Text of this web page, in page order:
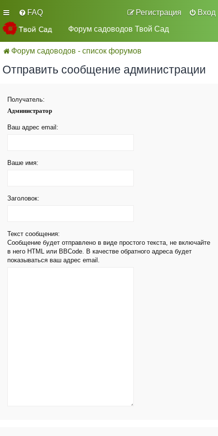
FAQ Вход
Регистрация
Форум садоводов Твой Сад
Форум садоводов - список форумов
Отправить сообщение администрации
Получатель:
Администратор
Ваш адрес email:
Ваше имя:
Заголовок:
Текст сообщения:
Сообщение будет отправлено в виде простого текста, не включайте
в него HTML или BBCode. В качестве обратного адреса будет
показываться ваш адрес email.